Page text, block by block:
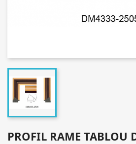
PROFIL RAME TABLOU